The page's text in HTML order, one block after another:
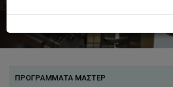
ΠΡΟΓΡΑΜΜΑΤΑ ΜΑΣΤΕΡ